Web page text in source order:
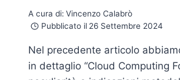
A cura di: Vincenzo Calabrò
Pubblicato il 26 Settembre 2024
Nel precedente articolo
in dettaglio “Cloud Computing